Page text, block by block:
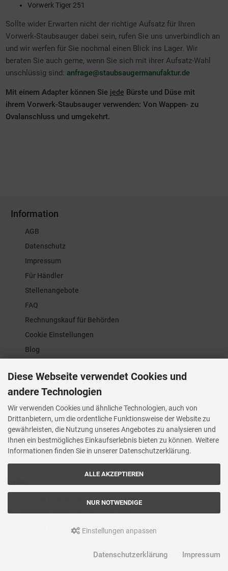
Vorwerk Tiger 251
Sollte wider Erwarten nicht der richtige Aufsatz für Ihren
Vorwerk-Staubsauger dabei sein, rufen Sie uns unverbindlich an
und wir werfen für Sie nochmal einen Blick ins Lager. Wir
beraten Sie auch gerne, wenn Sie sich mit ihrer Aufsatz-Wahl
unschlüssig sind: anfrage@staubsaugermanufaktur.de
Mit einem Adapter können Sie jede Bürste und Düse mit
ihrem Vorwerk-Staubsauger verwenden: Von Wappen- zu
Ovalanschluss und umgekehrt.
Information
AGB
Datenschutz
Impressum
Für Händler
Stellenangebote
FAQ
Rechnungskauf für Behörden
Cookie Einstellungen
Blog
Produktbezogen
Lieferzeit
Versand und Lieferung
Widerrufsrecht
Widerrufsformular
Zahlungsarten
Links
Vorwerk Kobold VK 150 Test
Vorwerk Tiger VT265, VT270 Test
Vorwerk Kobold VK 200 Testbericht
Diese Webseite verwendet Cookies und
andere Technologien
Wir verwenden Cookies und ähnliche Technologien, auch von
Drittanbietern, um die ordentliche Funktionsweise der Website zu
gewährleisten, die Nutzung unseres Angebotes zu analysieren und
Ihnen ein bestmögliches Einkaufserlebnis bieten zu können. Weitere
Informationen finden Sie in unserer Datenschutzerklärung.
ALLE AKZEPTIEREN
NUR NOTWENDIGE
Einstellungen anpassen
Datenschutzerklärung Impressum